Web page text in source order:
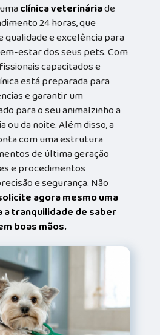
clínica veterináriade
24 horas, que
e excelência para
estar dos seus pets. Com
capacitados e
está preparada para
e garantir um
para o seu animalzinho a
ou da noite. Além disso, a
com uma estrutura
de última geração
e procedimentos
e segurança. Não
agora mesmo uma
a tranquilidade de saber
boas mãos.